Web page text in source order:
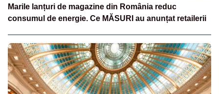
Marile lanțuri de magazine din România reduc
consumul de energie. Ce MĂSURI au anunțat retailerii